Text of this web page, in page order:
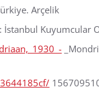
Arçelik
Kuyumcular